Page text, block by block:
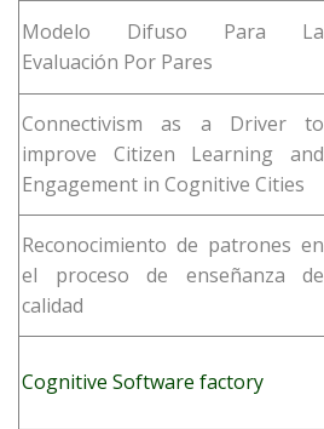
Modelo Difuso Para La
Evaluación Por Pares
Connectivism as a Driver to
improve Citizen Learning and
Engagement in Cognitive Cities
Reconocimiento de patrones en
el proceso de enseñanza de
calidad
Cognitive Software factory